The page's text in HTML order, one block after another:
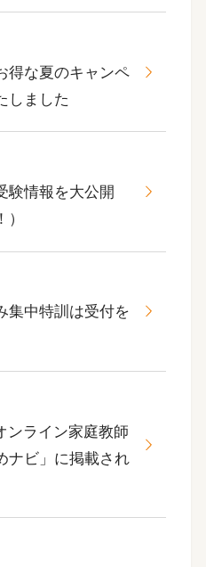
得な夏のキャンペ
しました
験情報を大公開
集中特訓は受付を
ンライン家庭教師
ナビ」に掲載され